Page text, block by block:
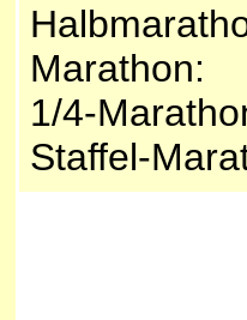
1/4-
Staffel-